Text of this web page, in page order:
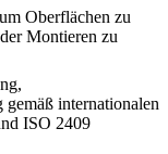
Oberflächen zu
Montieren zu
internationalen
ISO 2409